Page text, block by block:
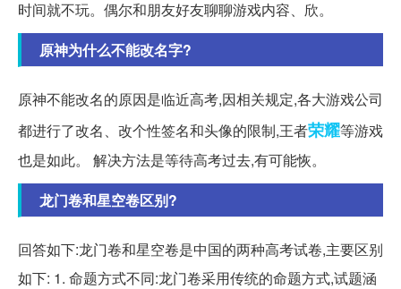
时间就不玩。偶尔和朋友好友聊聊游戏内容、欣。
原神为什么不能改名字?
原神不能改名的原因是临近高考,因相关规定,各大游戏公司
都进行了改名、改个性签名和头像的限制,王者荣耀等游戏
也是如此。 解决方法是等待高考过去,有可能恢。
龙门卷和星空卷区别?
回答如下:龙门卷和星空卷是中国的两种高考试卷,主要区别
如下: 1. 命题方式不同:龙门卷采用传统的命题方式,试题涵